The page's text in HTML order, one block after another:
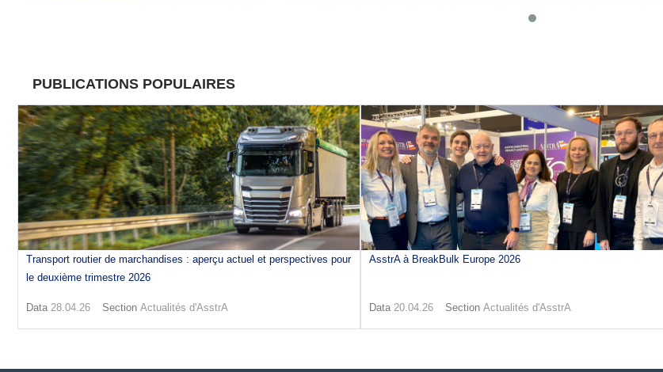
PUBLICATIONS POPULAIRES
Transport routier de marchandises : aperçu actuel et perspectives pour
le deuxième trimestre 2026
Data 28.04.26 Section Actualités d'AsstrA
AsstrA à BreakBulk Europe 2026
Data 20.04.26 SectionActualités d'AsstrA